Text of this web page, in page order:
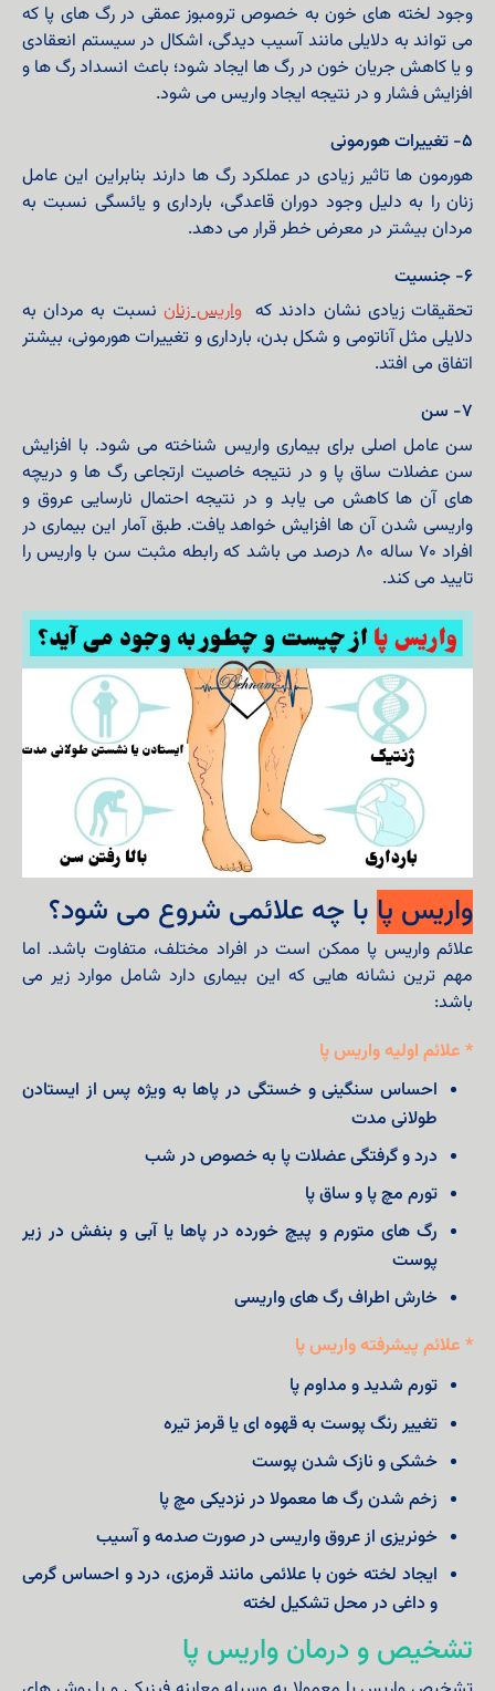
وجود لخته های خون به خصوص ترومبوز عمقی در رگ های پا که
می تواند به دلایلی مانند آسیب دیدگی، اشکال در سیستم انعقادی
و یا کاهش جریان خون در رگ ها ایجاد شود؛ باعث انسداد رگ ها و
افزایش فشار و در نتیجه ایجاد واریس می شود.
۵- تغییرات هورمونی
هورمون ها تاثیر زیادی در عملکرد رگ ها دارند بنابراین این عامل
زنان را به دلیل وجود دوران قاعدگی، بارداری و یائسگی نسبت به
مردان بیشتر در معرض خطر قرار می دهد.
۶- جنسیت
تحقیقات زیادی نشان دادند کهواریس زنان نسبت به مردان به
دلایلی مثل آناتومی و شکل بدن، بارداری و تغییرات هورمونی، بیشتر
اتفاق می افتد.
۷- سن
سن عامل اصلی برای بیماری واریس شناخته می شود. با افزایش
سن عضلات ساق پا و در نتیجه خاصیت ارتجاعی رگ ها و دریچه
های آن ها کاهش می یابد و در نتیجه احتمال نارسایی عروق و
واریسی شدن آن ها افزایش خواهد یافت. طبق آمار این بیماری در
افراد ۷۰ ساله ۸۰ درصد می باشد که رابطه مثبت سن با واریس را
تایید می کند.
واریس پا با چه علائمی شروع می شود؟
علائم واریس پا ممکن است در افراد مختلف، متفاوت باشد. اما
مهم ترین نشانه هایی که این بیماری دارد شامل موارد زیر می
باشد:
* علائم اولیه واریس پا
احساس سنگینی و خستگی در پاها به ویژه پس از ایستادن
طولانی مدت
درد و گرفتگی عضلات پا به خصوص در شب
تورم مچ پا و ساق پا
رگ های متورم و پیچ خورده در پاها یا آبی و بنفش در زیر
پوست
خارش اطراف رگ های واریسی
* علائم پیشرفته واریس پا
تورم شدید و مداوم پا
تغییر رنگ پوست به قهوه ای یا قرمز تیره
خشکی و نازک شدن پوست
زخم شدن رگ ها معمولا در نزدیکی مچ پا
خونریزی از عروق واریسی در صورت صدمه و آسیب
ایجاد لخته خون با علائمی مانند قرمزی، درد و احساس گرمی
و داغی در محل تشکیل لخته
تشخیص و درمان واریس پا